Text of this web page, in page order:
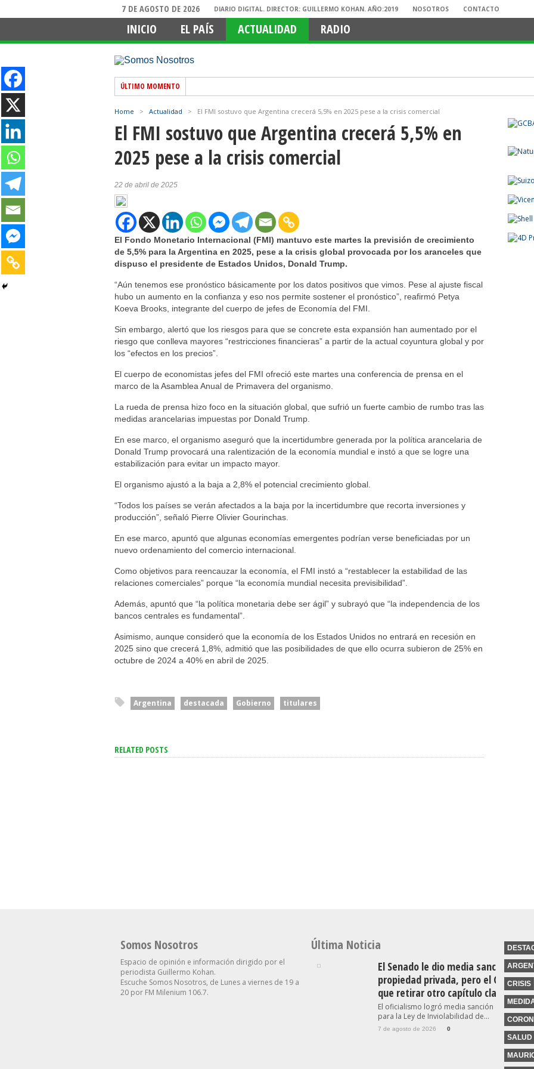
7 DE AGOSTO DE 2026 DIARIO DIGITAL. DIRECTOR: GUILLERMO KOHAN. AÑO:2019 NOSOTROS CONTACTO
INICIO EL PAÍS ACTUALIDAD RADIO
ÚLTIMO MOMENTO
Home > Actualidad > El FMI sostuvo que Argentina crecerá 5,5% en 2025 pese a la crisis comercial
El FMI sostuvo que Argentina crecerá 5,5% en
2025 pese a la crisis comercial
22 de abril de 2025
El Fondo Monetario Internacional (FMI) mantuvo este martes la previsión de crecimiento
de 5,5% para la Argentina en 2025, pese a la crisis global provocada por los aranceles que
dispuso el presidente de Estados Unidos, Donald Trump.
“Aún tenemos ese pronóstico básicamente por los datos positivos que vimos. Pese al ajuste fiscal
hubo un aumento en la confianza y eso nos permite sostener el pronóstico”, reafirmó Petya
Koeva Brooks, integrante del cuerpo de jefes de Economía del FMI.
Sin embargo, alertó que los riesgos para que se concrete esta expansión han aumentado por el
riesgo que conlleva mayores “restricciones financieras” a partir de la actual coyuntura global y por
los “efectos en los precios”.
El cuerpo de economistas jefes del FMI ofreció este martes una conferencia de prensa en el
marco de la Asamblea Anual de Primavera del organismo.
La rueda de prensa hizo foco en la situación global, que sufrió un fuerte cambio de rumbo tras las
medidas arancelarias impuestas por Donald Trump.
En ese marco, el organismo aseguró que la incertidumbre generada por la política arancelaria de
Donald Trump provocará una ralentización de la economía mundial e instó a que se logre una
estabilización para evitar un impacto mayor.
El organismo ajustó a la baja a 2,8% el potencial crecimiento global.
“Todos los países se verán afectados a la baja por la incertidumbre que recorta inversiones y
producción”, señaló Pierre Olivier Gourinchas.
En ese marco, apuntó que algunas economías emergentes podrían verse beneficiadas por un
nuevo ordenamiento del comercio internacional.
Como objetivos para reencauzar la economía, el FMI instó a “restablecer la estabilidad de las
relaciones comerciales” porque “la economía mundial necesita previsibilidad”.
Además, apuntó que “la política monetaria debe ser ágil” y subrayó que “la independencia de los
bancos centrales es fundamental”.
Asimismo, aunque consideró que la economía de los Estados Unidos no entrará en recesión en
2025 sino que crecerá 1,8%, admitió que las posibilidades de que ello ocurra subieron de 25% en
octubre de 2024 a 40% en abril de 2025.
Argentina destacada Gobierno titulares
RELATED POSTS
Somos Nosotros
Espacio de opinión e información dirigido por el
periodista Guillermo Kohan.
Escuche Somos Nosotros, de Lunes a viernes de 19 a
20 por FM Milenium 106.7.
Última Noticia
El Senado le dio media sanción a la
propiedad privada, pero el
que retirar otro capítulo clave
El oficialismo logró media sanción en el
para la Ley de Inviolabilidad de...
7 de agosto de 2026 0
CRISIS
SALUD